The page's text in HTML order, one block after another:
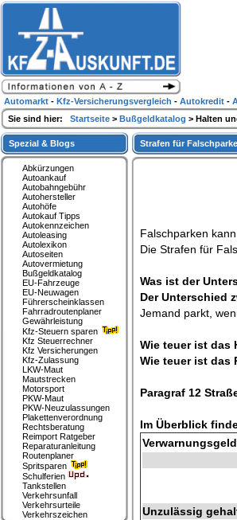
Strafen für
Falschparken
Die Strafen für
Was ist der
Der Unterschied
Jemand parkt,
Wie teuer ist das
Wie teuer ist das
Paragraf 12
Im Überblick
Unzulässig
Spezial & Blogs
Abkürzungen
Autoankauf
Autobahngebühr
Autohersteller
Autohöfe
Autokauf Tipps
Autokennzeichen
Autoleasing
Autolexikon
Autoseiten
Autovermietung
Bußgeldkatalog
EU-Fahrzeuge
EU-Neuwagen
Führerscheinklassen
Fahrradroutenplaner
Gewährleistung
Kfz-Steuern sparen
Kfz Steuerrechner
Kfz Versicherungen
Kfz-Zulassung
LKW-Maut
Mautstrecken
Motorsport
PKW-Maut
PKW-Neuzulassungen
Plakettenverordnung
Rechtsberatung
Reimport Ratgeber
Reparaturanleitung
Routenplaner
Spritsparen
Schulferien
Tankstellen
Verkehrsunfall
Verkehrsurteile
Verkehrszeichen
Automarkt - Kfz-Versicherungsvergleich - Autokredit -
Sie sind hier: Startseite > Bußgeldkatalog > Halten